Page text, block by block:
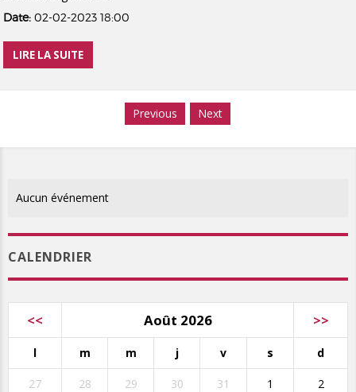
Date: 02-02-2023 18:00
LIRE LA SUITE
Previous Next
Aucun événement
CALENDRIER
<< Août 2026 >>
l m m j v s d
27 28 29 30 31 1 2